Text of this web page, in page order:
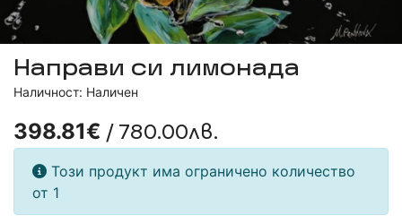
Направи си лимонада
Наличност: Наличен
398.81€ / 780.00лв.
Този продукт има ограничено количество
от 1